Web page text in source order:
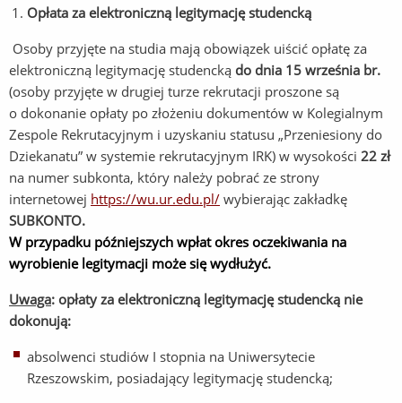
Opłata za elektroniczną legitymację studencką
Osoby przyjęte na studia mają obowiązek uiścić opłatę za
elektroniczną legitymację studencką do dnia 15 września br.
(osoby przyjęte w drugiej turze rekrutacji proszone są
o dokonanie opłaty po złożeniu dokumentów w Kolegialnym
Zespole Rekrutacyjnym i uzyskaniu statusu „Przeniesiony do
Dziekanatu” w systemie rekrutacyjnym IRK) w wysokości 22 zł
na numer subkonta, który należy pobrać ze strony
internetowej https://wu.ur.edu.pl/ wybierając zakładkę
SUBKONTO.
W przypadku późniejszych wpłat okres oczekiwania na
wyrobienie legitymacji może się wydłużyć.
Uwaga: opłaty za elektroniczną legitymację studencką nie
dokonują:
absolwenci studiów I stopnia na Uniwersytecie
Rzeszowskim, posiadający legitymację studencką;